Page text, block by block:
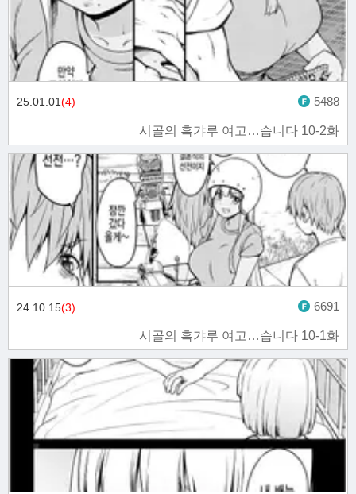
시골의 흑갸루 여고…습니다 10-2화
25.01.01(4) 5488
시골의 흑갸루 여고…습니다 10-1화
24.10.15(3) 6691